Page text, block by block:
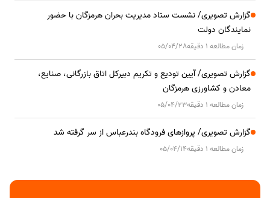
گزارش تصویری/ نشست ستاد مدیریت بحران هرمزگان با حضور
نمایندگان دولت
زمان مطالعه 1 دقیقه 05/04/28
گزارش تصویری/ آیین تودیع و تکریم دبیرکل اتاق بازرگانی، صنایع،
معادن و کشاورزی هرمزگان
زمان مطالعه 1 دقیقه 05/04/23
گزارش تصویری/ پروازهای فرودگاه بندرعباس از سر گرفته شد
زمان مطالعه 1 دقیقه 05/04/14